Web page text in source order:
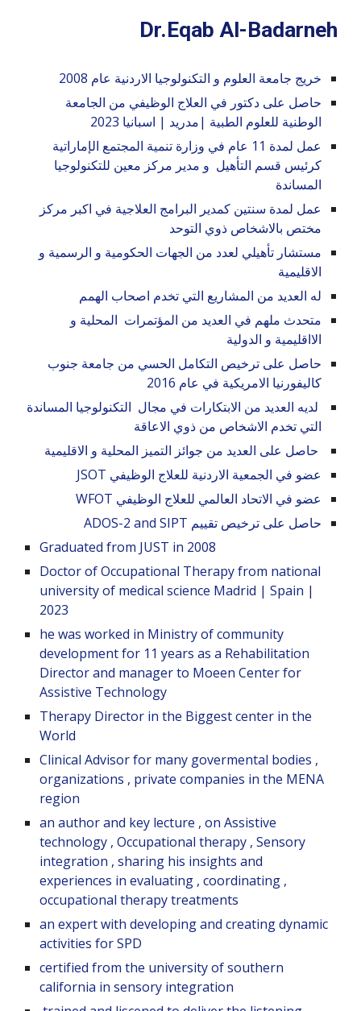
Dr.Eqab Al-Badarneh
خريج جامعة العلوم و التكنولوجيا الاردنية عام 2008
حاصل على دكتور في العلاج الوظيفي من الجامعة
الوطنية للعلوم الطبية |مدريد | اسبانيا 2023
عمل لمدة 11 عام في وزارة تنمية المجتمع الإماراتية
كرئيس قسم التأهيل و مدير مركز معين للتكنولوجيا
المساندة
عمل لمدة سنتين كمدير البرامج العلاجية في اكبر مركز
مختص بالاشخاص ذوي التوحد
مستشار تأهيلي لعدد من الجهات الحكومية و الرسمية و
الاقليمية
له العديد من المشاريع التي تخدم اصحاب الهمم
متحدث ملهم في العديد من المؤتمرات المحلية و
الااقليمية و الدولية
حاصل على ترخيص التكامل الحسي من جامعة جنوب
كاليفورنيا الامريكية في عام 2016
لديه العديد من الابتكارات في مجال التكنولوجيا المساندة
التي تخدم الاشخاص من ذوي الاعاقة
حاصل على العديد من جوائز التميز المحلية و الاقليمية
عضو في الجمعية الاردنية للعلاج الوظيفي JSOT
عضو في الاتحاد العالمي للعلاج الوظيفي WFOT
حاصل على ترخيص تقييم ADOS-2 and SIPT
Graduated from JUST in 2008
Doctor of Occupational Therapy from national
university of medical science Madrid | Spain |
2023
he was worked in Ministry of community
development for 11 years as a Rehabilitation
Director and manager to Moeen Center for
Assistive Technology
Therapy Director in the Biggest center in the
World
Clinical Advisor for many govermental bodies ,
organizations , private companies in the MENA
region
an author and key lecture , on Assistive
technology , Occupational therapy , Sensory
integration , sharing his insights and
experiences in evaluating , coordinating ,
occupational therapy treatments
an expert with developing and creating dynamic
activities for SPD
certified from the university of southern
california in sensory integration